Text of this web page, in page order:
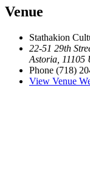
Venue
Stathakion
22-51 29th
Astoria 11105
Phone (718)
View Venue